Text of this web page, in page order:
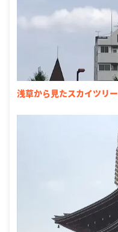
浅草から見たスカイツリー